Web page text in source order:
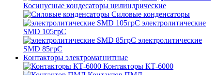
Косинусные кондесаторы цилиндрические
Силовые конденсаторы
электролитические
SMD 105грС
электролитические
SMD 85грС
Контакторы электромагнитные
Контакторы КТ-6000